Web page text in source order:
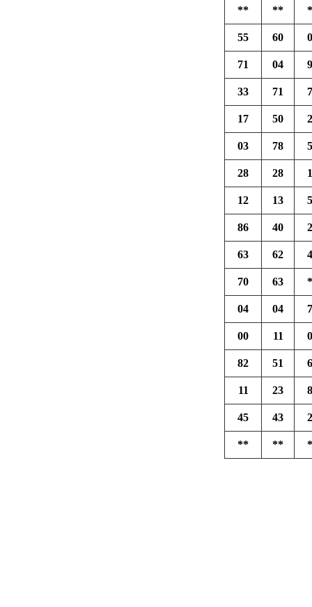
** **
55 60
71 04
33 71
17 50
03 78
28 28
12 13
86 40
63 62
70 63
04 04
00 11
82 51
11 23
45 43
** **